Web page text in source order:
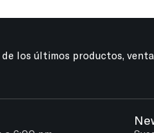
los últimos productos,